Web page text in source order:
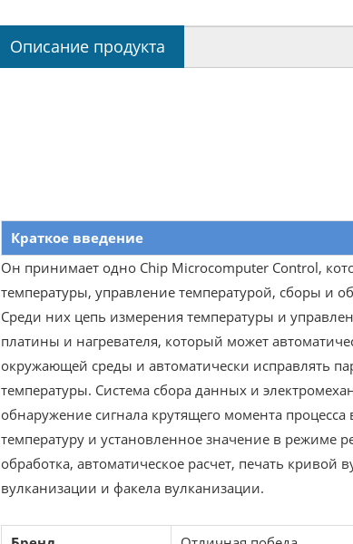
Описание продукта
Краткое введение
Он принимает одно Chip Microcomputer Control,
температуры, управление температурой, сборы и
Среди них цепь измерения температуры и
платины и нагревателя, который может
окружающей среды и автоматически исправлять
температуры. Система сбора данных и
обнаружение сигнала крутящего момента
температуру и установленное значение в режиме
обработка, автоматическое расчет, печать
вулканизации и факела вулканизации.